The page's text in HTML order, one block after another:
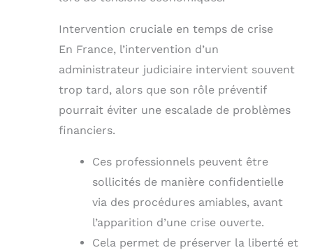
Intervention cruciale en temps de crise
En France, l’intervention d’un
administrateur judiciaire intervient souvent
trop tard, alors que son rôle préventif
pourrait éviter une escalade de problèmes
financiers.
Ces professionnels peuvent être
sollicités de manière confidentielle
via des procédures amiables, avant
l’apparition d’une crise ouverte.
Cela permet de préserver la liberté et